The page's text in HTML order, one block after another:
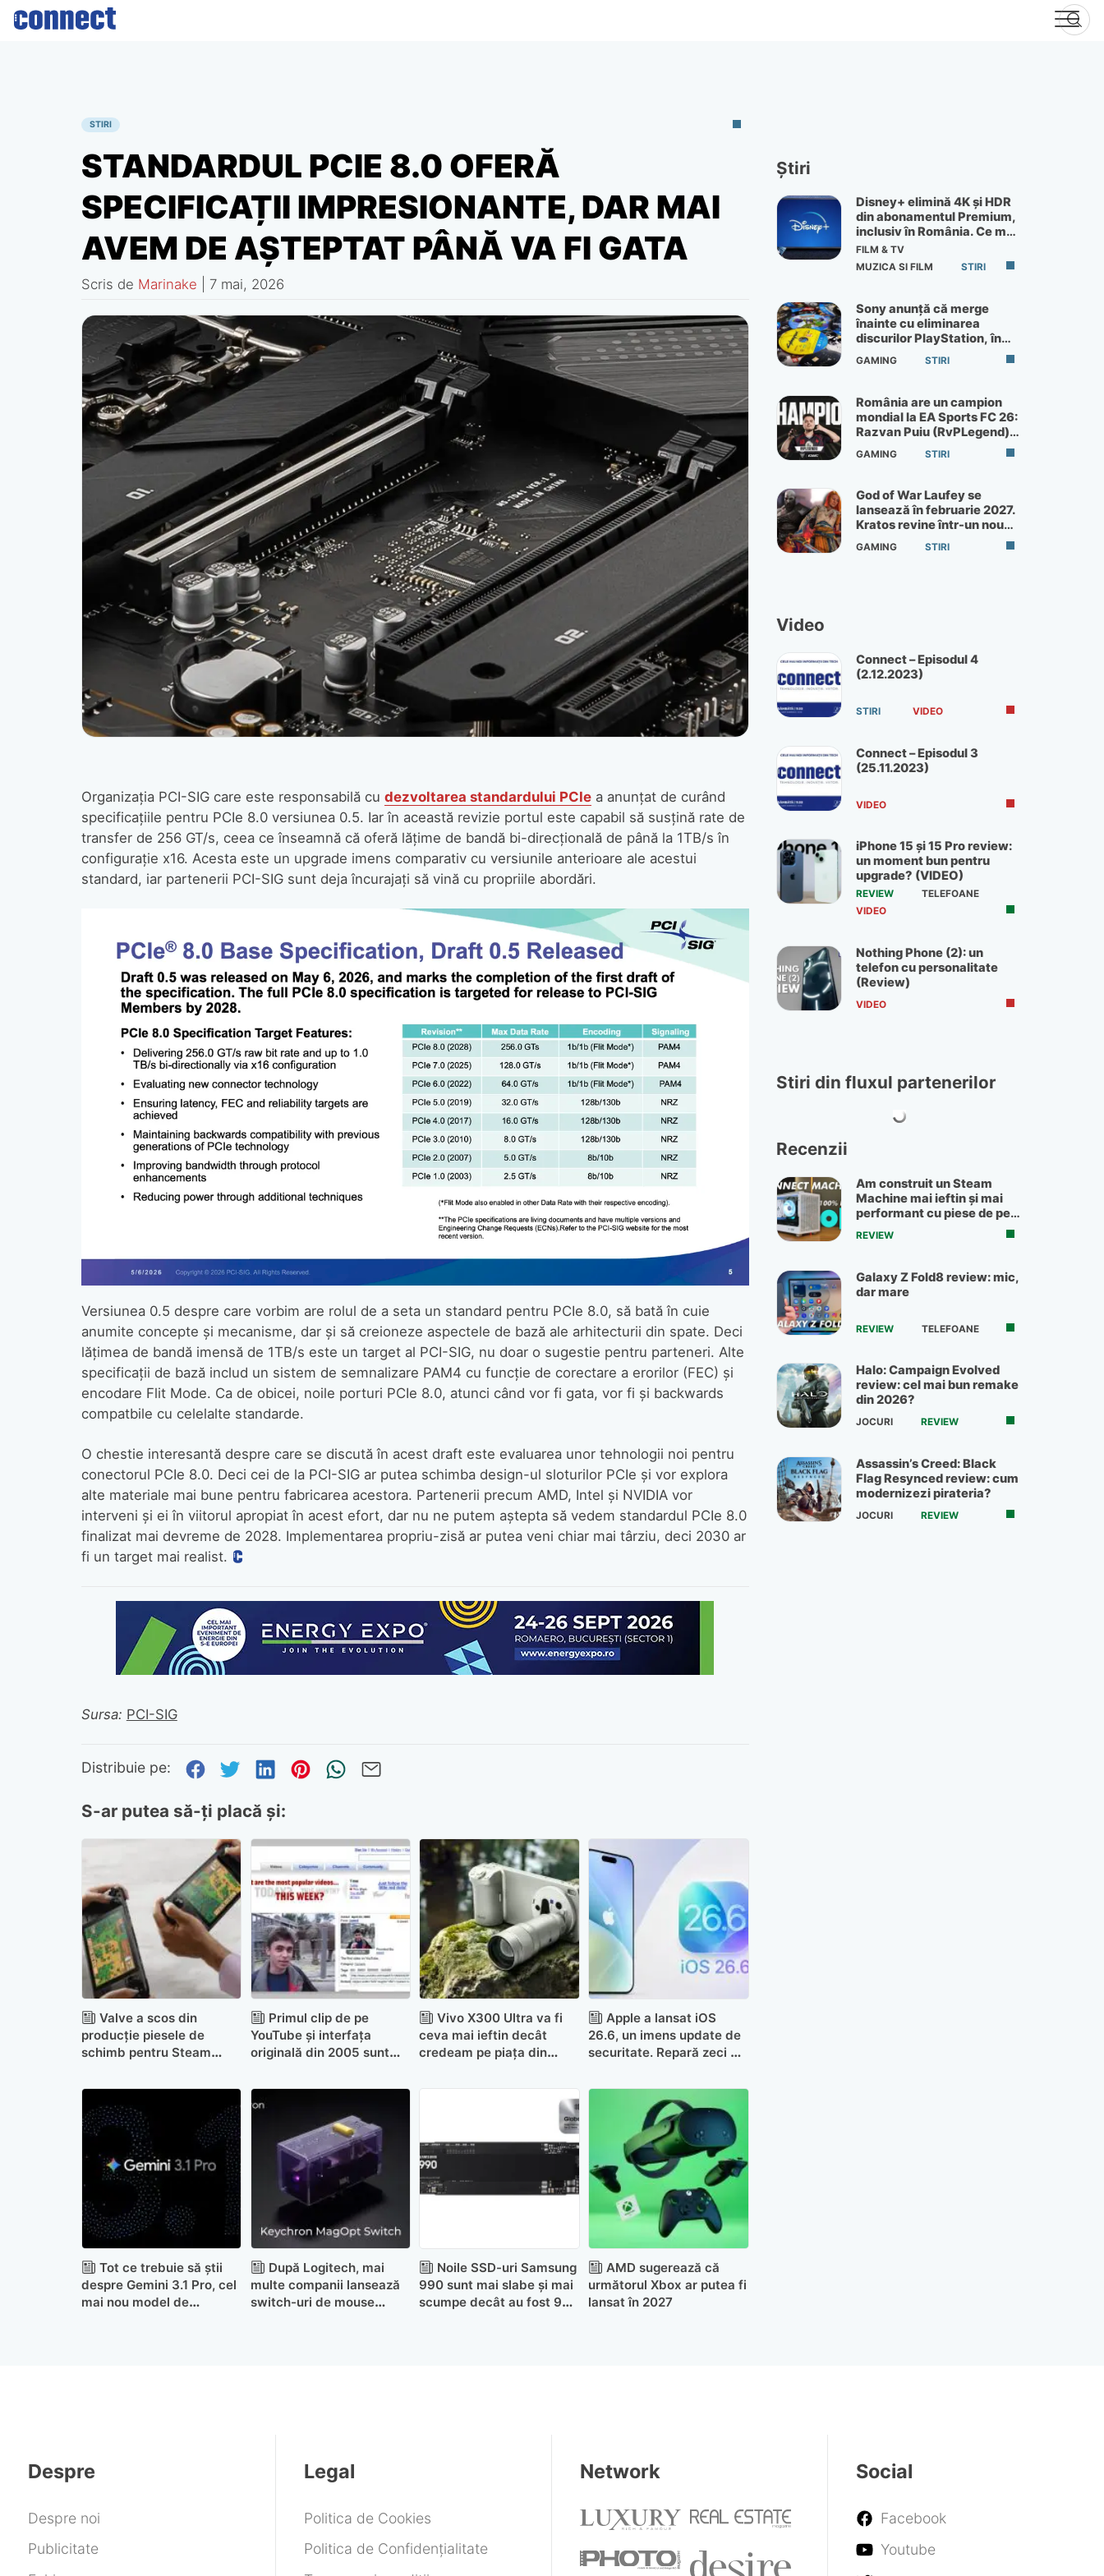
Skip
STIRI
STANDARDUL PCIE 8.0 OFERĂ
SPECIFICAȚII IMPRESIONANTE, DAR MAI
AVEM DE AȘTEPTAT PÂNĂ VA FI GATA
Scris de Marinake 7 mai, 2026
Organizația PCI-SIG care este responsabilă cu dezvoltarea standardului PCIea anunțat de curând
specificațiile pentru PCIe 8.0 versiunea 0.5. Iar în această revizie portul este capabil să susțină rate de
transfer de 256 GT/s, ceea ce înseamnă că oferă lățime de bandă bi-direcțională de până la 1TB/s în
configurație x16. Acesta este un upgrade imens comparativ cu versiunile anterioare ale acestui
standard, iar partenerii PCI-SIG sunt deja încurajați să vină cu propriile abordări.
Versiunea 0.5 despre care vorbim are rolul de a seta un standard pentru PCIe 8.0, să bată în cuie
anumite concepte și mecanisme, dar și să creioneze aspectele de bază ale arhitecturii din spate. Deci
lățimea de bandă imensă de 1TB/s este un target al PCI-SIG, nu doar o sugestie pentru parteneri. Alte
specificații de bază includ un sistem de semnalizare PAM4 cu funcție de corectare a erorilor (FEC) și
encodare Flit Mode. Ca de obicei, noile porturi PCIe 8.0, atunci când vor fi gata, vor fi și backwards
compatbile cu celelalte standarde.
O chestie interesantă despre care se discută în acest draft este evaluarea unor tehnologii noi pentru
conectorul PCIe 8.0. Deci cei de la PCI-SIG ar putea schimba design-ul sloturilor PCIe și vor explora
alte materiale mai bune pentru fabricarea acestora. Partenerii precum AMD, Intel și NVIDIA vor
interveni și ei în viitorul apropiat în acest efort, dar nu ne putem aștepta să vedem standardul PCIe 8.0
finalizat mai devreme de 2028. Implementarea propriu-zisă ar putea veni chiar mai târziu, deci 2030 ar
fi un target mai realist.
Sursa: PCI-SIG
Distribuie pe: Distribuie pe Facebook
Distribuie pe Twitter
Distribuie pe LinkedIn
Distribuie pe Pinterest
Trimite prin whatsapp
S-ar putea să-ți placă și:
Valve a scos din
producție piesele de
schimb pentru Steam
Primul clip de pe
YouTube și interfața
originală din 2005 sunt
Londra
Vivo X300 Ultra va fi
ceva mai ieftin decât
credeam pe piața din
Apple a lansat iOS
26.6, un imens update de
securitate. Repară zeci de
iPad
Tot ce trebuie să știi
despre Gemini 3.1 Pro, cel
mai nou model de
După Logitech, mai
multe companii lansează
switch-uri de mouse
Noile SSD-uri Samsung
990 sunt mai slabe și mai
scumpe decât au fost 990
AMD sugerează că
următorul Xbox ar putea fi
lansat în 2027
Știri
Disney+ elimină 4K și HDR
din abonamentul Premium,
inclusiv în România. Ce mai
primești de 60 lei pe lună
FILM & TV
MUZICA SI FILM
STIRI
Sony anunță că merge
înainte cu eliminarea
discurilor PlayStation, în
ciuda protestelor
GAMING STIRI
România are un campion
mondial la EA Sports FC 26:
Razvan Puiu (RvPLegend)
câștigă turneul de la Paris
GAMING STIRI
God of War Laufey se
lansează în februarie 2027.
Kratos revine într-un nou
God of War
GAMING STIRI
Video
Connect – Episodul 4
(2.12.2023)
STIRI VIDEO
Connect – Episodul 3
(25.11.2023)
VIDEO
iPhone 15 și 15 Pro review:
un moment bun pentru
upgrade? (VIDEO)
REVIEW
TELEFOANE
VIDEO
Nothing Phone (2): un
telefon cu personalitate
(Review)
VIDEO
Stiri din fluxul partenerilor
Recenzii
Am construit un Steam
Machine mai ieftin și mai
performant cu piese de pe
OLX
REVIEW
Galaxy Z Fold8 review: mic,
dar mare
REVIEW TELEFOANE
Halo: Campaign Evolved
review: cel mai bun remake
din 2026?
JOCURI REVIEW
Assassin’s Creed: Black
Flag Resynced review: cum
modernizezi pirateria?
JOCURI REVIEW
Despre
Despre noi
Publicitate
Legal
Politica de Cookies
Politica de Confidențialitate
Network Social
Facebook
Youtube